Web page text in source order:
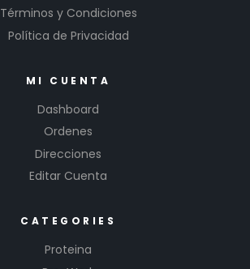
Términos y Condiciones
Política de Privacidad
MI CUENTA
Dashboard
Ordenes
Direcciones
Editar Cuenta
CATEGORIES
Proteina